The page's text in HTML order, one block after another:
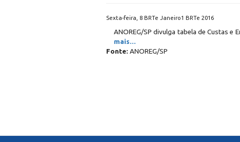
Sexta-feira, 8 BRTe Janeiro1 BRTe 2016
ANOREG/SP divulga tabela de Custas e
mais...
Fonte: ANOREG/SP